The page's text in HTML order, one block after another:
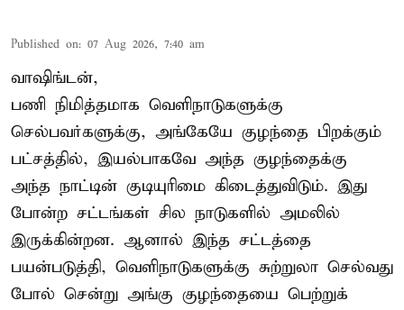
Published on: 07 Aug 2026, 7:40 am
வாஷிங்டன்,
பணி நிமித்தமாக வெளிநாடுகளுக்கு
செல்பவர்களுக்கு, அங்கேயே குழந்தை பிறக்கும்
பட்சத்தில், இயல்பாகவே அந்த குழந்தைக்கு
அந்த நாட்டின் குடியுரிமை கிடைத்துவிடும். இது
போன்ற சட்டங்கள் சில நாடுகளில் அமலில்
இருக்கின்றன. ஆனால் இந்த சட்டத்தை
பயன்படுத்தி, வெளிநாடுகளுக்கு சுற்றுலா செல்வது
போல் சென்று அங்கு குழந்தையை பெற்றுக்